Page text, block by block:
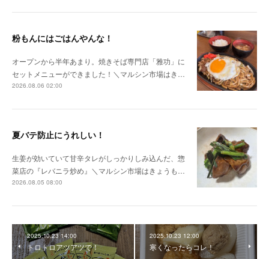
粉もんにはごはんやんな！
オープンから半年あまり。焼きそば専門店「雅功」に
セットメニューができました！＼マルシン市場はき…
2026.08.06 02:00
夏バテ防止にうれしい！
生姜が効いていて甘辛タレがしっかりしみ込んだ、惣
菜店の『レバニラ炒め』＼マルシン市場はきょうも…
2026.08.05 08:00
2025.10.23 14:00
トロトロアツアツで！
2025.10.23 12:00
寒くなったらコレ！